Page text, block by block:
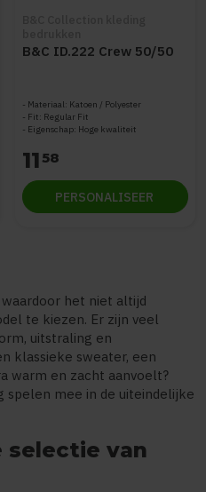
B&C ID.222 Crew 50/50
Materiaal: Katoen / Polyester
Fit: Regular Fit
Eigenschap: Hoge kwaliteit
11 58
PERSONALISEER
het niet altijd
te kiezen. Er zijn veel
uitstraling en
klassieke sweater, een
warm en zacht aanvoelt?
spelen mee in de uiteindelijke
selectie van